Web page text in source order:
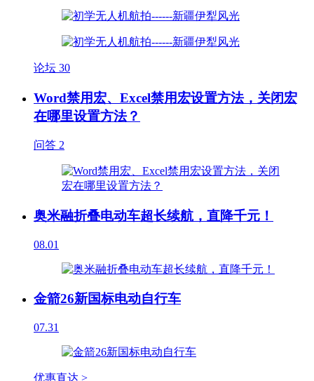
论坛 30
Word禁用宏、Excel禁用宏设置方法，关闭宏
在哪里设置方法？
问答 2
奥米融折叠电动车超长续航，直降千元！
08.01
金箭26新国标电动自行车
07.31
优惠直达 >